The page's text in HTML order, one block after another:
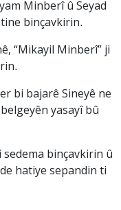
Minberî û Seyad
binçavkirin.
“Mikayil Minberî” ji
bi bajarê Sineyê ne
yasayî bû
sedema binçavkirin û
hatiye sepandin ti